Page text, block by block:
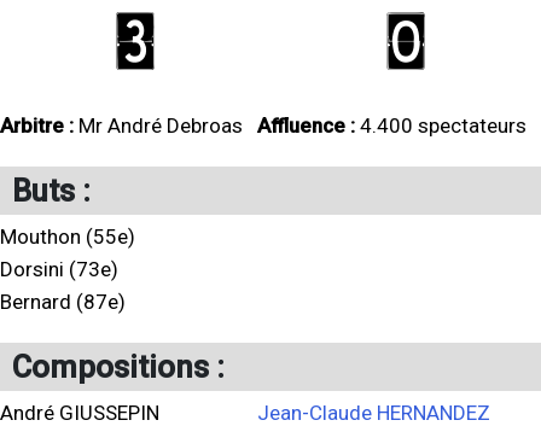
3 0
Arbitre : Mr André Debroas Affluence : 4.400 spectateurs
Buts :
Mouthon (55e)
Dorsini (73e)
Bernard (87e)
Compositions :
André GIUSSEPIN
Jean-Claude HERNANDEZ